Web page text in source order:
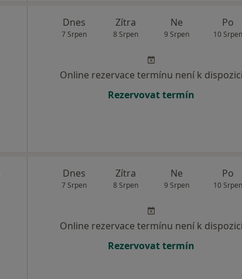
Dnes
7 Srpen
Zítra
8 Srpen
Ne
9 Srpen
Po
10 Srpen
Online rezervace termínu není k dispozici
Rezervovat termín
Dnes
7 Srpen
Zítra
8 Srpen
Ne
9 Srpen
Po
10 Srpen
Online rezervace termínu není k dispozici
Rezervovat termín